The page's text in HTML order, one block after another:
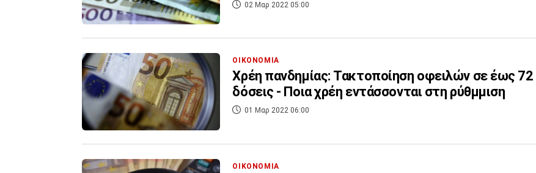
02 Μαρ 2022 05:00
ΟΙΚΟΝΟΜΙΑ
Χρέη πανδημίας: Τακτοποίηση οφειλών σε έως 72
δόσεις - Ποια χρέη εντάσσονται στη ρύθμμιση
01 Μαρ 2022 06:00
ΟΙΚΟΝΟΜΙΑ